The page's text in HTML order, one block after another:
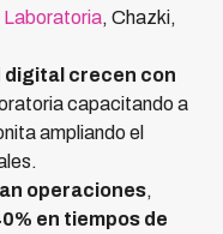
Laboratoria, Chazki,
digital crecen con
capacitando a
ampliando el
operaciones,
en tiempos de